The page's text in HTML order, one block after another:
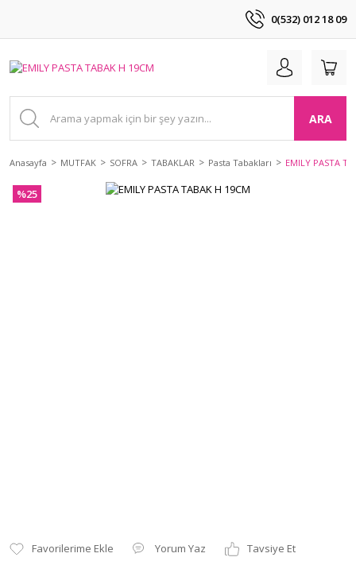
0(532) 012 18 09
ARA
Anasayfa MUTFAK SOFRA TABAKLAR Pasta Tabakları EMILY PASTA
%25
Yorum Yaz
Tavsiye Et